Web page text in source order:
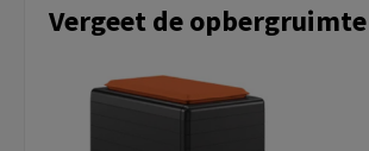
Vergeet de